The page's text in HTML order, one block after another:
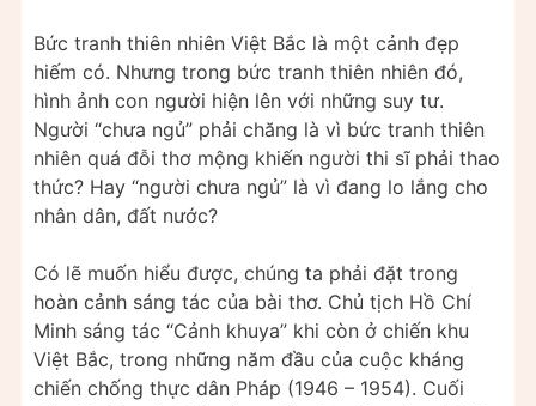
Bức tranh thiên nhiên Việt Bắc là một cảnh đẹp
hiếm có. Nhưng trong bức tranh thiên nhiên đó,
hình ảnh con người hiện lên với những suy tư.
Người “chưa ngủ” phải chăng là vì bức tranh thiên
nhiên quá đỗi thơ mộng khiến người thi sĩ phải thao
thức? Hay “người chưa ngủ” là vì đang lo lắng cho
nhân dân, đất nước?
Có lẽ muốn hiểu được, chúng ta phải đặt trong
hoàn cảnh sáng tác của bài thơ. Chủ tịch Hồ Chí
Minh sáng tác “Cảnh khuya” khi còn ở chiến khu
Việt Bắc, trong những năm đầu của cuộc kháng
chiến chống thực dân Pháp (1946 – 1954). Cuối